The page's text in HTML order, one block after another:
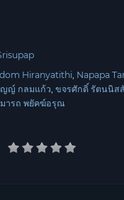
Hiranyatithi Napapa
ญ์ กลมแก้ว ขจรศักดิ์ รัตนนิส
ารถ พยัคฆ์อรุณ